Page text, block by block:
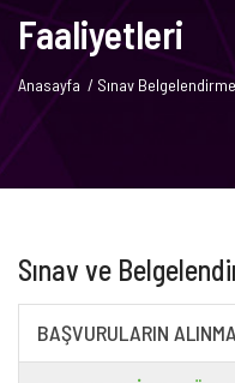
Faaliyetleri
Anasayfa / Sınav Belgelendirme
Sınav ve
BAŞVURULARIN